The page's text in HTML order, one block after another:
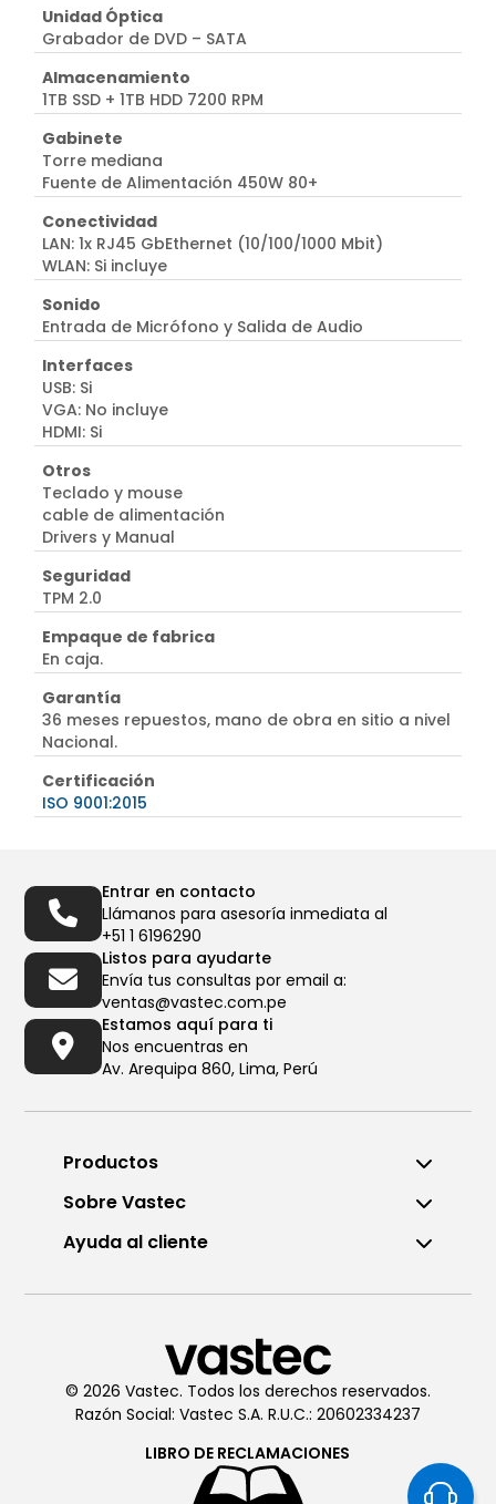
Unidad Óptica
Grabador de DVD – SATA
Almacenamiento
1TB SSD + 1TB HDD 7200 RPM
Gabinete
Torre mediana
Fuente de Alimentación 450W 80+
Conectividad
LAN: 1x RJ45 GbEthernet (10/100/1000 Mbit)
WLAN: Si incluye
Sonido
Entrada de Micrófono y Salida de Audio
Interfaces
USB: Si
VGA: No incluye
HDMI: Si
Otros
Teclado y mouse
cable de alimentación
Drivers y Manual
Seguridad
TPM 2.0
Empaque de fabrica
En caja.
Garantía
36 meses repuestos, mano de obra en sitio a nivel
Nacional.
Certificación
ISO 9001:2015
De Lunes a Viernes de 8:00am
a 6:00pm
Chatea conVastec
De Lunes a Viernes de 8:00am
a 6:00pm
Entrar en contacto
Llámanos para asesoría inmediata al
+51 1 6196290
Listos para ayudarte
Envía tus consultas por email a:
ventas@vastec.com.pe
Estamos aquí para ti
Nos encuentras en
Av. Arequipa 860, Lima, Perú
Productos
Sobre Vastec
Ayuda al cliente
© 2026 Vastec. Todos los derechos reservados.
Razón Social: Vastec S.A. R.U.C.: 20602334237
LIBRO DE RECLAMACIONES